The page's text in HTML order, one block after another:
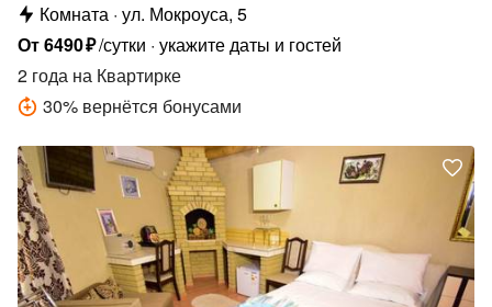
Комната ул. Мокроуса, 5
От6490₽/сутки укажите даты и гостей
2 года на Квартирке
30% вернётся бонусами